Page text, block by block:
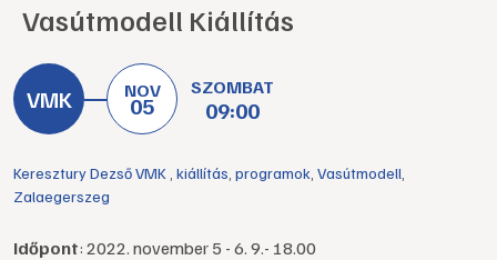
Vasútmodell Kiállítás
NOV
05
SZOMBAT
09:00
Keresztury Dezső VMK kiállítás programok Vasútmodell
Zalaegerszeg
Időpont: 2022. november 5 - 6. 9.- 18.00